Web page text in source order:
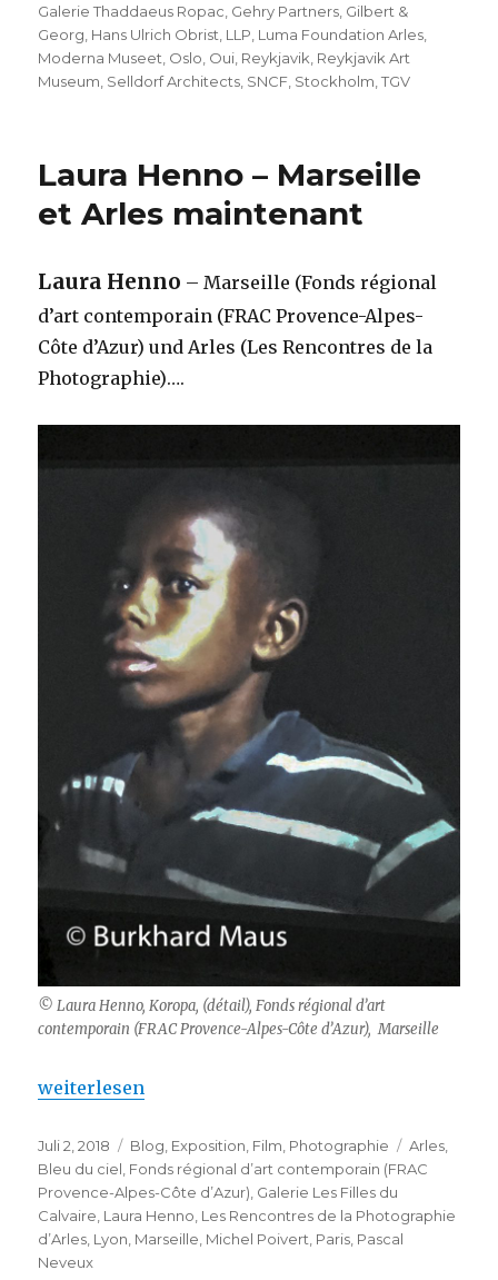
Galerie Thaddaeus Ropac Gehry Partners Gilbert &
Georg Hans Ulrich Obrist LLP Luma Foundation Arles
Moderna Museet Oslo Oui Reykjavik Reykjavik Art
Museum Selldorf Architects SNCF Stockholm ,TGV
Laura Henno – Marseille
et Arles maintenant
Laura Henno – Marseille (Fonds régional
d’art contemporain (FRAC Provence-Alpes-
Côte d’Azur) und Arles (Les Rencontres de la
Photographie)….
© Laura Henno, Koropa, (détail), Fonds régional d’art
contemporain (FRAC Provence-Alpes-Côte d’Azur), Marseille
„Laura Henno – Marseille et Arles maintenant“
weiterlesen
Veröffentlicht
am
Juli 2, 2018 Kategorien
Blog Exposition Film Photographie Arles
Bleu du ciel Fonds régional d’art contemporain (FRAC
Provence-Alpes-Côte d’Azur) Galerie Les Filles du
Calvaire Laura Henno Les Rencontres de la Photographie
d’Arles Lyon Marseille Michel Poivert Paris Pascal
Neveux